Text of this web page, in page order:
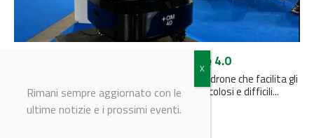
Rover innovativo per la manutenzione 4.0
In anteprima il prototipo del rover dotato di drone che facilita gli
interventi di manutenzione in ambienti pericolosi e difficili...
Rimani sempre aggiornato con le
ultime notizie e i prossimi eventi.